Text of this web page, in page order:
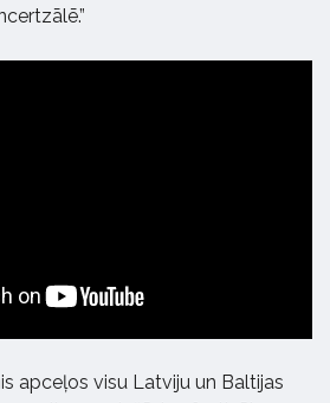
apceļos visu Latviju un Baltijas